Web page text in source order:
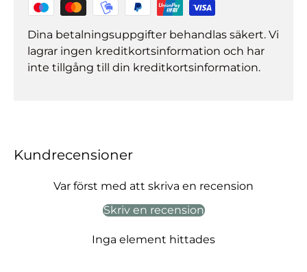
Dina betalningsuppgifter behandlas säkert. Vi
lagrar ingen kreditkortsinformation och har
inte tillgång till din kreditkortsinformation.
Kundrecensioner
Var först med att skriva en recension
Skriv en recension
Inga element hittades